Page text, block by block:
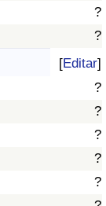
?
?
[Editar]
?
?
?
?
?